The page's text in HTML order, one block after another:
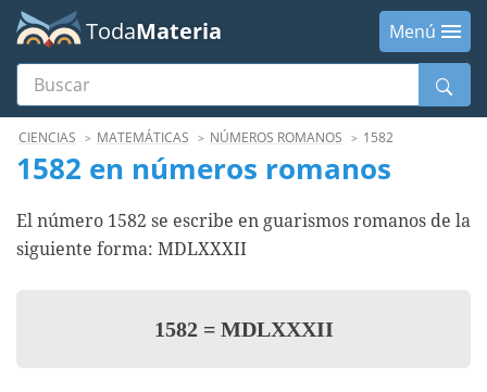
TodaMateria
Menú
Buscar
MenúCIENCIAS MATEMÁTICAS NÚMEROS ROMANOS 1582
1582 en números romanos
El número 1582 se escribe en guarismos romanos de la
siguiente forma: MDLXXXII
1582 =MDLXXXII